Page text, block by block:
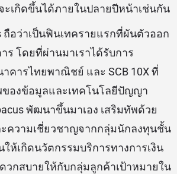
ะเกิดขึ้นได้ภายในปลายปีหน้าเช่นกัน
ถือว่าเป็นฟินเทครายแรกที่ผันตัวออก
ร โดยที่ผ่านมาเราได้รับการ
คารไทยพาณิชย์ และ SCB 10X ที่
ของข้อมูลและเทคโนโลยีปัญญา
พัฒนาขึ้นมาเอง เสริมทัพด้วย
ความเชี่ยวชาญจากกลุ่มนักลงทุนชั้น
ห้เกิดนวัตกรรมบริการทางการเงิน
วกสบายให้กับกลุ่มลูกค้าเป้าหมายใน